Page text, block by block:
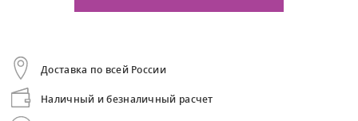
Доставка по всей России
Наличный и безналичный расчет